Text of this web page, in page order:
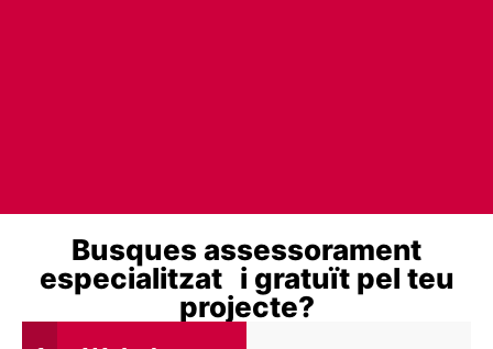
Busques assessorament
especialitzati gratuït pel teu
projecte?